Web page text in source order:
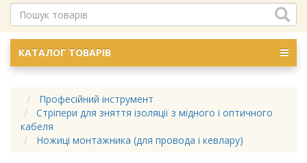
КАТАЛОГ ТОВАРІВ
Професійний інструмент
Стріпери для зняття ізоляції з мідного і оптичного
кабеля
Ножиці монтажника (для провода і кевлару)